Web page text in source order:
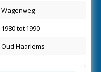
Wagenweg
1980 tot 1990
Oud Haarlems